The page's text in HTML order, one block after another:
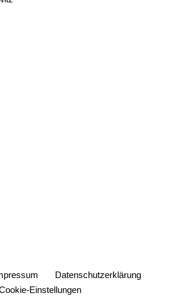
Datenschutzerklärung
Einstellungen